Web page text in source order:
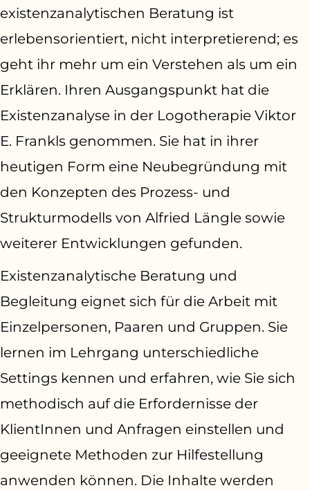
existenzanalytischen Beratung ist
erlebensorientiert, nicht interpretierend; es
geht ihr mehr um ein Verstehen als um ein
Erklären. Ihren Ausgangspunkt hat die
Existenzanalyse in der Logotherapie Viktor
E. Frankls genommen. Sie hat in ihrer
heutigen Form eine Neubegründung mit
den Konzepten des Prozess- und
Strukturmodells von Alfried Längle sowie
weiterer Entwicklungen gefunden.
Existenzanalytische Beratung und
Begleitung eignet sich für die Arbeit mit
Einzelpersonen, Paaren und Gruppen. Sie
lernen im Lehrgang unterschiedliche
Settings kennen und erfahren, wie Sie sich
methodisch auf die Erfordernisse der
KlientInnen und Anfragen einstellen und
geeignete Methoden zur Hilfestellung
anwenden können. Die Inhalte werden